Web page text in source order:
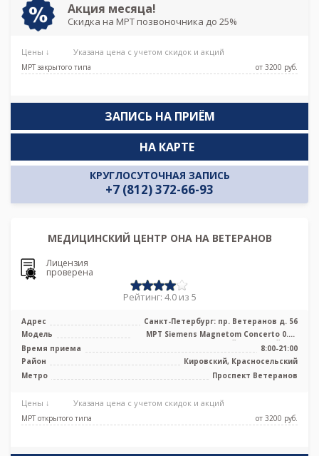
Акция месяца!
Скидка на МРТ позвоночника до 25%
Цены ↓ Указана цена с учетом скидок и акций
МРТ закрытого типа от 3200 pуб.
ЗАПИСЬ НА ПРИЁМ
КРУГЛОСУТОЧНАЯ ЗАПИСЬ
+7 (812) 372-66-93
НА КАРТЕ
МЕДИЦИНСКИЙ ЦЕНТР ОНА НА ВЕТЕРАНОВ
Лицензия
проверена
Рейтинг: 4.0 из 5
Адрес
Санкт-Петербург: пр. Ветеранов д. 56
Модель
МРТ Siemens Magnetom Concerto 0.2T
низкопольный открытый тип
Время приема
8:00-21:00
Район
Кировский, Красносельский
Метро
Проспект Ветеранов
Цены ↓ Указана цена с учетом скидок и акций
МРТ открытого типа от 3200 pуб.